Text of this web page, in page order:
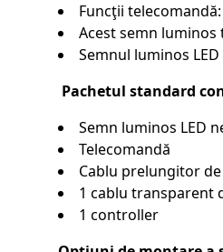
Funcţii
Acest semn
Semnul luminos
Pachetul standard
Semn luminos LED
Telecomandă
Cablu prelungitor
1 cablu transparent
1 controller